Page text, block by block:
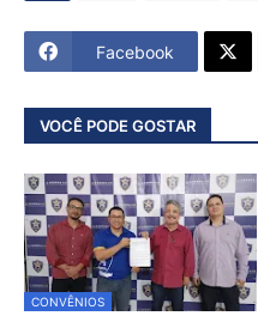
Facebook
VOCÊ PODE GOSTAR
CONVÊNIOS